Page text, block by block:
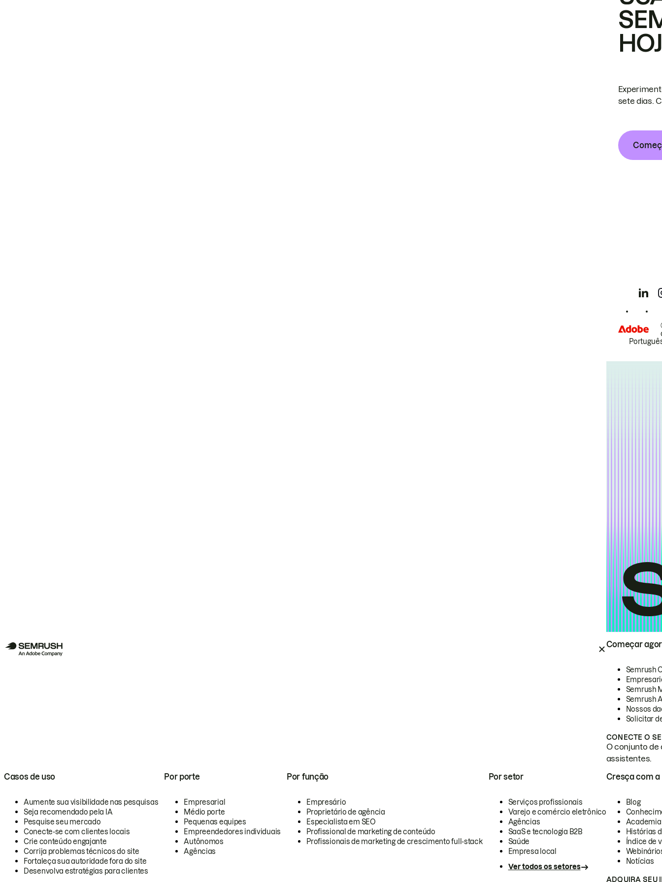
Começar
Semrush
Semrush
Semrush
Nossos
Solicitar
CONECTE O
O conjunto de
assistentes.
Casos de uso
Aumente sua visibilidade nas pesquisas
Seja recomendado pela IA
Pesquise seu mercado
Conecte-se com clientes locais
Crie conteúdo engajante
Corrija problemas técnicos do site
Fortaleça sua autoridade fora do site
Desenvolva estratégias para clientes
Por porte
Empresarial
Médio porte
Pequenas equipes
Empreendedores individuais
Autônomos
Agências
Por função
Empresário
Proprietário de agência
Especialista em SEO
Profissional de marketing de conteúdo
Profissionais de marketing de crescimento full-stack
Por setor
Serviços profissionais
Varejo e comércio eletrônico
Agências
SaaS e tecnologia B2B
Saúde
Empresa local
Ver todos os setores
Cresça com a
Blog
Academia
Histórias
Índice de
Notícias
ADQUIRA SEU
sete dias.